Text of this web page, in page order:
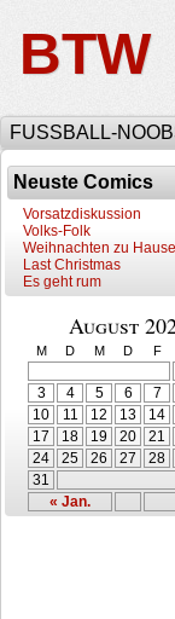
BTW
FUSSBALL-
Neuste Comics
Vorsatzdiskussion
Volks-Folk
Weihnachten zu Hause
Last Christmas
Es geht rum
August
M D M D F
« Jan.
3
4 5 6 7
10
11 12 13 14
17
18 19 20 21
24
25 26 27 28
31